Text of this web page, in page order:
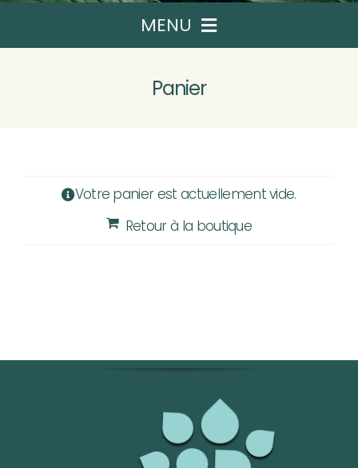
MENU
ATELIER SAV
Panier
Votre panier est actuellement vide.
Retour à la boutique